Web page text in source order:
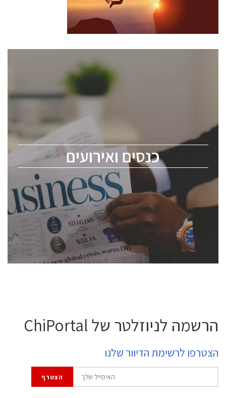
כנסים ואירועים
כנסים ואירועים
לכל העוסקים בתעשיית הסמיקונדקטור כולל מהנדסים,
ChipEx2026 will be held on May 12-13, 2026. The
conference is intended for everyone involved in the
semiconductor industry, including engineers,
professional experts, and senior executives.
לחץ לפרטים
הרשמה לניוזלטר של ChiPortal
הצטרפו לרשימת הדיוור שלנו